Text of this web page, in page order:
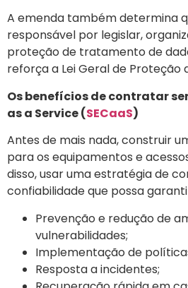
A emenda também determina
responsável por legislar,
proteção de tratamento de
reforça a Lei Geral de Proteção
Os benefícios de contratar
as a Service (SECaaS)
Antes de mais nada, construir
para os equipamentos e
disso, usar uma estratégia de
confiabilidade que possa
Prevenção e redução de
vulnerabilidades;
Implementação de
Resposta a incidentes;